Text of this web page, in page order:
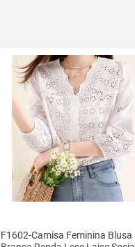
F1602-Camisa Feminina Blusa